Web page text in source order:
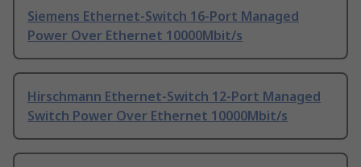
Siemens Ethernet-Switch 16-Port Managed
Power Over Ethernet 10000Mbit/s
Hirschmann Ethernet-Switch 12-Port Managed
Switch Power Over Ethernet 10000Mbit/s